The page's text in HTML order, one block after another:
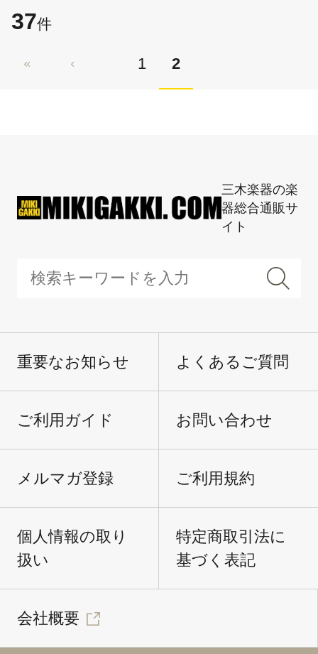
37件
1 2
三木楽器の楽
器総合通販サ
イト
重要なお知らせ よくあるご質問
ご利用ガイド お問い合わせ
メルマガ登録 ご利用規約
個人情報の取り
扱い
特定商取引法に
基づく表記
会社概要